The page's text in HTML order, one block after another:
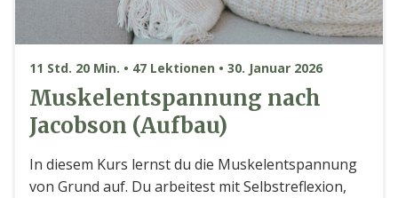
11 Std. 20 Min. • 47 Lektionen • 30. Januar 2026
Muskelentspannung nach
Jacobson (Aufbau)
In diesem Kurs lernst du die Muskelentspannung
von Grund auf. Du arbeitest mit Selbstreflexion,